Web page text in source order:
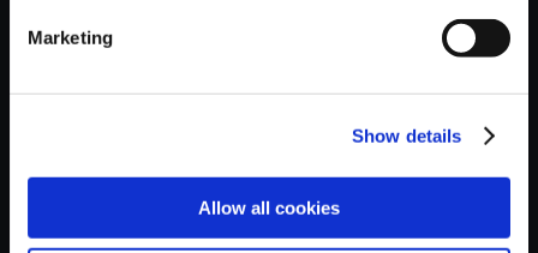
Marketing
Show details
Allow all cookies
ン ゼロ＆ゼ....
ン ゼロ＆ゼ....
ン ゼロ＆ゼ....